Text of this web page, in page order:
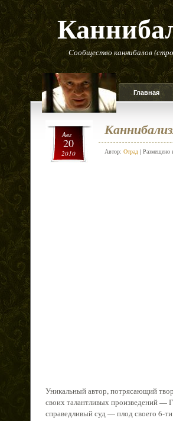
Сообщество каннибалов
Главная
Авг
20
2010 Автор: Отрад | Размещено
Уникальный автор, потрясающий
своих талантливых произведений —
справедливый суд — плод своего 6-